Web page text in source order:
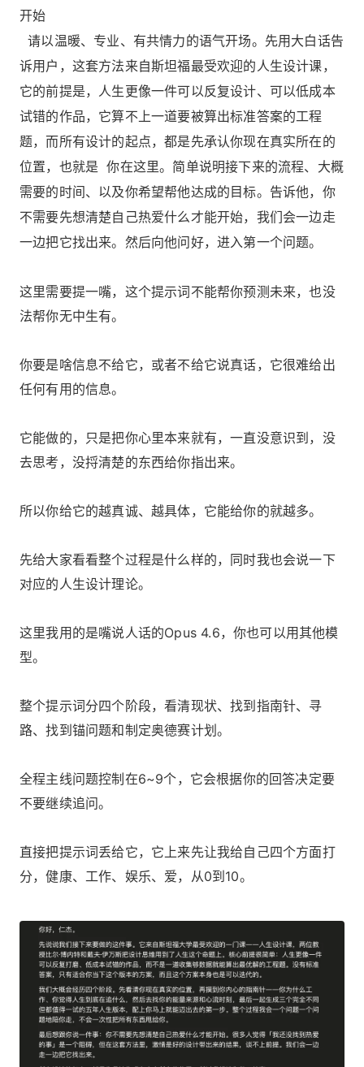
开始
请以温暖、专业、有共情力的语气开场。先用大白话告
诉用户，这套方法来自斯坦福最受欢迎的人生设计课，
它的前提是，人生更像一件可以反复设计、可以低成本
试错的作品，它算不上一道要被算出标准答案的工程
题，而所有设计的起点，都是先承认你现在真实所在的
位置，也就是 你在这里。简单说明接下来的流程、大概
需要的时间、以及你希望帮他达成的目标。告诉他，你
不需要先想清楚自己热爱什么才能开始，我们会一边走
一边把它找出来。然后向他问好，进入第一个问题。
这里需要提一嘴，这个提示词不能帮你预测未来，也没
法帮你无中生有。
你要是啥信息不给它，或者不给它说真话，它很难给出
任何有用的信息。
它能做的，只是把你心里本来就有，一直没意识到，没
去思考，没捋清楚的东西给你指出来。
所以你给它的越真诚、越具体，它能给你的就越多。
先给大家看看整个过程是什么样的，同时我也会说一下
对应的人生设计理论。
这里我用的是嘴说人话的Opus 4.6，你也可以用其他模
型。
整个提示词分四个阶段，看清现状、找到指南针、寻
路、找到锚问题和制定奥德赛计划。
全程主线问题控制在6~9个，它会根据你的回答决定要
不要继续追问。
直接把提示词丢给它，它上来先让我给自己四个方面打
分，健康、工作、娱乐、爱，从0到10。